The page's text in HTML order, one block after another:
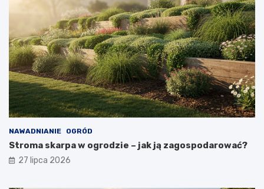
NAWADNIANIE OGRÓD
Stroma skarpa w ogrodzie – jak ją zagospodarować?
27 lipca 2026